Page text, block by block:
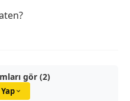
gör (2)